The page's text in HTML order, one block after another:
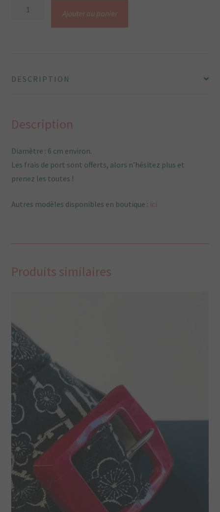
quantité
fleur
Ajouter au panier
DESCRIPTION
Description
Diamètre : 6 cm environ.
Les frais de port sont offerts, alors n’hésitez plus et
prenez les toutes !
Autres modèles disponibles en boutique : ici
Produits similaires